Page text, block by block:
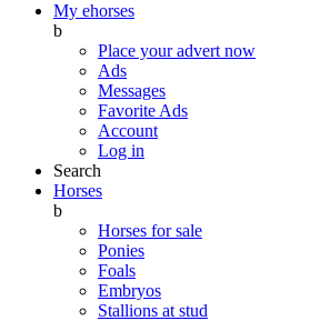
My ehorses
b
Place your advert now
Ads
Messages
Favorite Ads
Account
Log in
Search
Horses
b
Horses for sale
Ponies
Foals
Embryos
Stallions at stud